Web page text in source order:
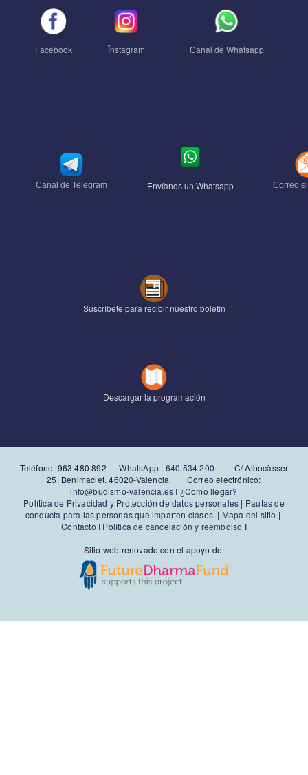
Facebook Ïnstagram Canal de Whatsapp
Canal de Telegram Envíanos un Whatsapp Correo
Suscríbete para recibir nuestro boletín
Descargar la programación
Teléfono: 963 480 892‬ —WhatsApp : 640 534 200 C/ Albocàsser
25. Benimaclet. 46020-Valencia Correo electrónico:
info@budismo-valencia.es I ¿Como llegar?
Política de Privacidad y Protección de datos personales | Pautas de
conducta para las personas que imparten clases| Mapa del sitio |
Contacto I Política de cancelación y reembolso I
Sitio web renovado con el apoyo de: